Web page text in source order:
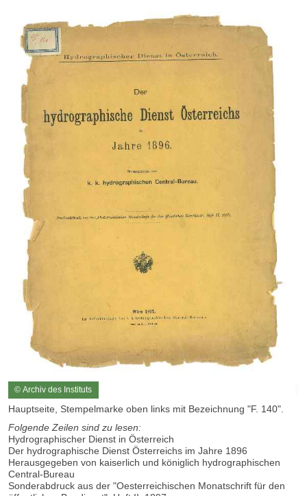
© Archiv des Instituts
Hauptseite, Stempelmarke oben links mit Bezeichnung "F. 140".
Folgende Zeilen sind zu lesen:
Hydrographischer Dienst in Österreich
Der hydrographische Dienst Österreichs im Jahre 1896
Herausgegeben von kaiserlich und königlich hydrographischen
Central-Bureau
Sonderabdruck aus der "Oesterreichischen Monatschrift für den